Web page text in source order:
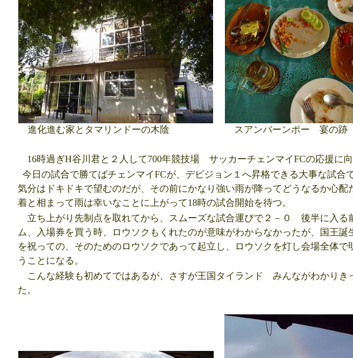
進化進む家とタマリンドーの木陰 スアンバーンポー 宴の跡
16時過ぎH谷川君と２人して700年競技場 サッカーチェンマイFCの応援に
今日の試合で勝てばチェンマイFCが、デビジョン１へ昇格できる大事な試合
気分はドキドキで望むのだが、その前にかなり強い雨が降ってどうなるか心配
着と相まって雨は幸いなことに上がって18時の試合開始を待つ。
立ち上がり先制点を取れてから、スムーズな試合運びで２－０ 後半に入る
ム、入場券を買う時、ロウソクもくれたのが意味がわからなかったが、国王
を祝っての、そのためのロウソクであって起立し、ロウソクを灯し会場全体で
うことになる。
こんな経験も初めてではあるが、さすが王国タイランド みんながわかりき
た。